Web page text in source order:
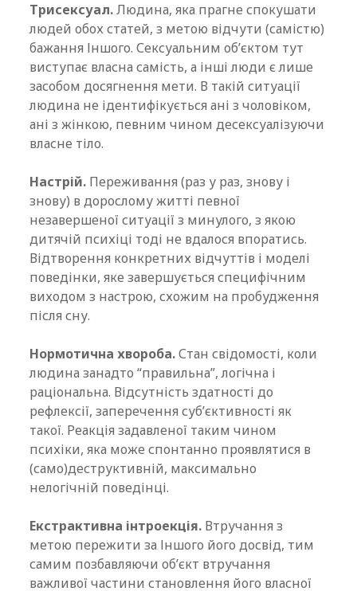
Трисексуал.Людина, яка прагне спокушати
людей обох статей, з метою відчути (самістю)
бажання Іншого. Сексуальним об’єктом тут
виступає власна самість, а інші люди є лише
засобом досягнення мети. В такій ситуації
людина не ідентифікується ані з чоловіком,
ані з жінкою, певним чином десексуалізуючи
власне тіло.
Настрій. Переживання (раз у раз, знову і
знову) в дорослому житті певної
незавершеної ситуації з минулого, з якою
дитячій психіці тоді не вдалося впоратись.
Відтворення конкретних відчуттів і моделі
поведінки, яке завершується специфічним
виходом з настрою, схожим на пробудження
після сну.
Нормотична хвороба.Стан свідомості, коли
людина занадто “правильна”, логічна і
раціональна. Відсутність здатності до
рефлексії, заперечення суб’єктивності як
такої. Реакція задавленої таким чином
психіки, яка може спонтанно проявлятися в
(само)деструктивній, максимально
нелогічній поведінці.
Екстрактивна інтроекція. Втручання з
метою пережити за Іншого його досвід, тим
самим позбавляючи об’єкт втручання
важливої частини становлення його власної